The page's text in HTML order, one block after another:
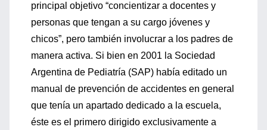
principal objetivo “concientizar a docentes y
personas que tengan a su cargo jóvenes y
chicos”, pero también involucrar a los padres de
manera activa. Si bien en 2001 la Sociedad
Argentina de Pediatría (SAP) había editado un
manual de prevención de accidentes en general
que tenía un apartado dedicado a la escuela,
éste es el primero dirigido exclusivamente a